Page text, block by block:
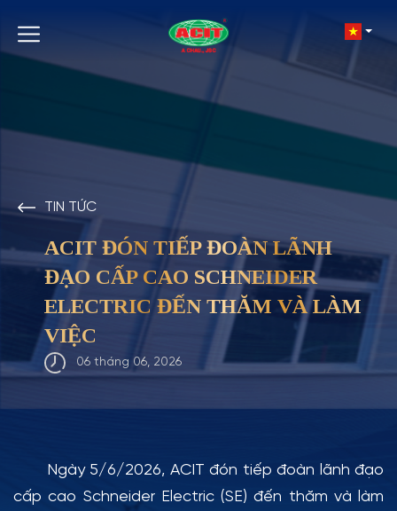
TIN TỨC
ACIT ĐÓN TIẾP ĐOÀN LÃNH
ĐẠO CẤP CAO SCHNEIDER
ELECTRIC ĐẾN THĂM VÀ LÀM
VIỆC
06 tháng 06, 2026
Ngày 5/6/2026, ACIT đón tiếp đoàn lãnh đạo
cấp cao Schneider Electric (SE) đến thăm và làm